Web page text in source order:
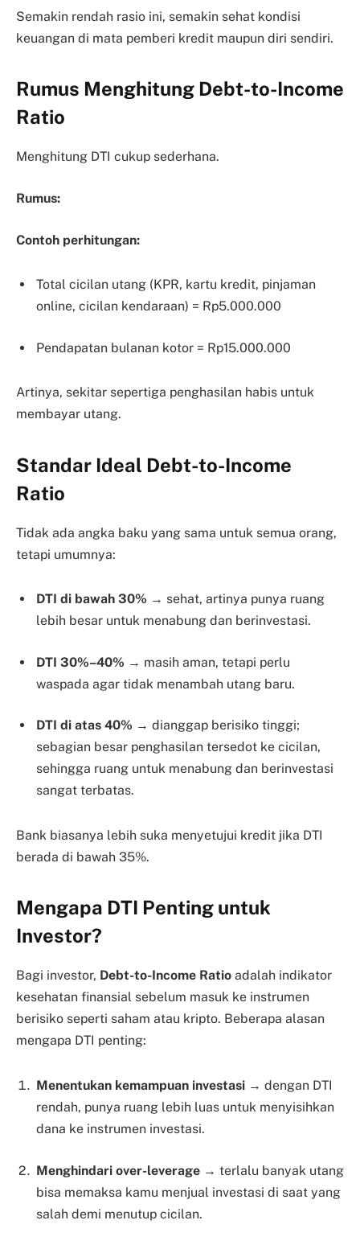
Semakin rendah rasio ini, semakin sehat kondisi
keuangan di mata pemberi kredit maupun diri sendiri.
Rumus Menghitung Debt-to-Income
Ratio
Menghitung DTI cukup sederhana.
Rumus:
Contoh perhitungan:
Total cicilan utang (KPR, kartu kredit, pinjaman
online, cicilan kendaraan) = Rp5.000.000
Pendapatan bulanan kotor = Rp15.000.000
Artinya, sekitar sepertiga penghasilan habis untuk
membayar utang.
Standar Ideal Debt-to-Income
Ratio
Tidak ada angka baku yang sama untuk semua orang,
tetapi umumnya:
DTI di bawah 30% → sehat, artinya punya ruang
lebih besar untuk menabung dan berinvestasi.
DTI 30%–40% → masih aman, tetapi perlu
waspada agar tidak menambah utang baru.
DTI di atas 40% → dianggap berisiko tinggi;
sebagian besar penghasilan tersedot ke cicilan,
sehingga ruang untuk menabung dan berinvestasi
sangat terbatas.
Bank biasanya lebih suka menyetujui kredit jika DTI
berada di bawah 35%.
Mengapa DTI Penting untuk
Investor?
Bagi investor, Debt-to-Income Ratio adalah indikator
kesehatan finansial sebelum masuk ke instrumen
berisiko seperti saham atau kripto. Beberapa alasan
mengapa DTI penting:
Menentukan kemampuan investasi → dengan DTI
rendah, punya ruang lebih luas untuk menyisihkan
dana ke instrumen investasi.
Menghindari over-leverage → terlalu banyak utang
bisa memaksa kamu menjual investasi di saat yang
salah demi menutup cicilan.